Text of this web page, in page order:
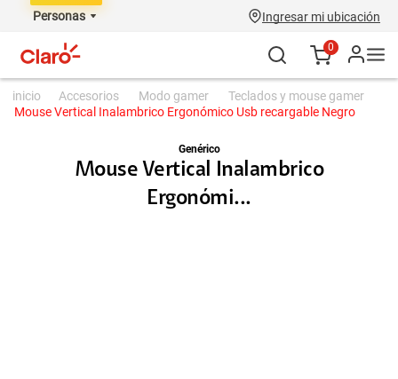
Personas Ingresar mi ubicación
0
accesorios modo gamer
teclados y mouse gamer
Mouse Vertical Inalambrico Ergonómico Usb recargable Negro
Genérico
Mouse Vertical Inalambrico
Ergonómi...